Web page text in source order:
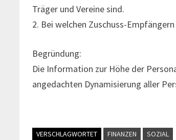
Träger und Vereine sind.
2. Bei welchen Zuschuss-
Begründung:
Die Information zur Höhe der
angedachten Dynamisierung aller
VERSCHLAGWORTET FINANZEN SOZIAL